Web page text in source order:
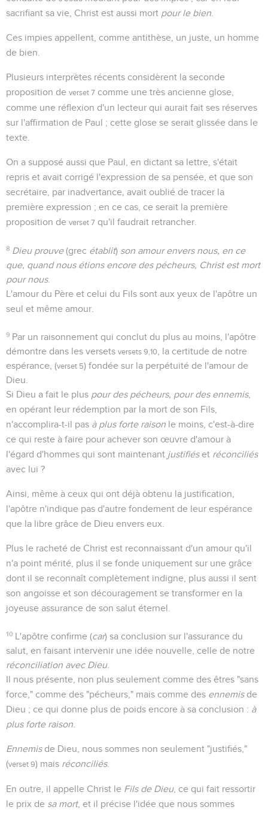
sacrifiant sa vie, Christ est aussi mort pour le bien
Ces impies appellent, comme antithèse, un juste, un homme
de bien.
Plusieurs interprètes récents considèrent la seconde
proposition de verset 7 comme une très ancienne glose,
comme une réflexion d'un lecteur qui aurait fait ses réserves
sur l'affirmation de Paul ; cette glose se serait glissée dans le
texte.
On a supposé aussi que Paul, en dictant sa lettre, s'était
repris et avait corrigé l'expression de sa pensée, et que son
secrétaire, par inadvertance, avait oublié de tracer la
première expression ; en ce cas, ce serait la première
proposition de verset 7 qu'il faudrait retrancher.
8 Dieu prouve(grec établit) son amour envers nous, en ce
que, quand nous étions encore des pécheurs, Christ est mort
pour nous.
L'amour du Père et celui du Fils sont aux yeux de l'apôtre un
seul et même amour.
9 Par un raisonnement qui conclut du plus au moins, l'apôtre
démontre dans les versets versets 9,10
, la certitude de notre
espérance, (verset 5) fondée sur la perpétuité de l'amour de
Dieu.
Si Dieu a fait le plus pour des pécheurs, pour des ennemis,
en opérant leur rédemption par la mort de son Fils,
n'accomplira-t-il pas à plus forte raison le moins, c'est-à-dire
ce qui reste à faire pour achever son œuvre d'amour à
l'égard d'hommes qui sont maintenant justifiéset réconciliés
avec lui ?
Ainsi, même à ceux qui ont déjà obtenu la justification,
l'apôtre n'indique pas d'autre fondement de leur espérance
que la libre grâce de Dieu envers eux.
Plus le racheté de Christ est reconnaissant d'un amour qu'il
n'a point mérité, plus il se fonde uniquement sur une grâce
dont il se reconnaît complètement indigne, plus aussi il sent
son angoisse et son découragement se transformer en la
joyeuse assurance de son salut éternel.
10 L'apôtre confirme (car) sa conclusion sur l'assurance du
salut, en faisant intervenir une idée nouvelle, celle de notre
réconciliation avec Dieu.
Il nous présente, non plus seulement comme des êtres "sans
force," comme des "pécheurs," mais comme des ennemisde
Dieu ; ce qui donne plus de poids encore à sa conclusion : à
plus forte raison
Ennemisde Dieu, nous sommes non seulement "justifiés,"
(verset 9) mais réconciliés.
En outre, il appelle Christ le Fils de Dieu, ce qui fait ressortir
le prix de sa mort, et il précise l'idée que nous sommes